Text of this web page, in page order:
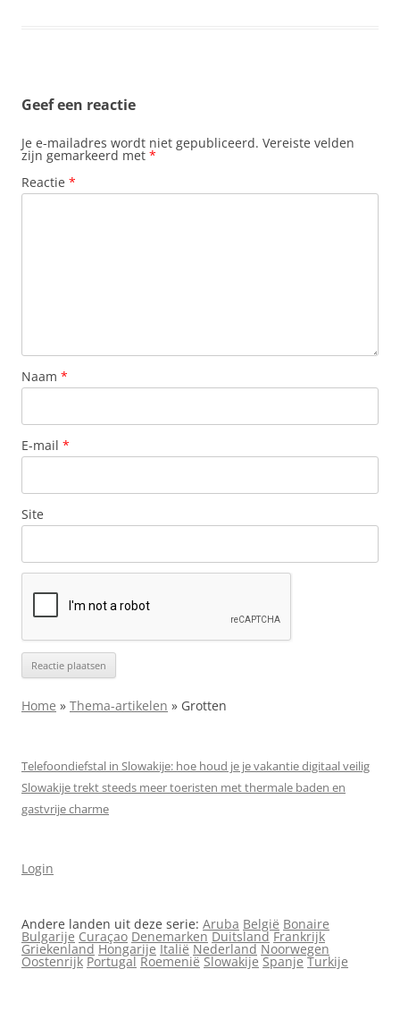
Geef een reactie
Je e-mailadres wordt niet gepubliceerd. Vereiste velden
zijn gemarkeerd met *
Reactie *
Naam *
E-mail *
Site
Home » Thema-artikelen » Grotten
Telefoondiefstal in Slowakije: hoe houd je je vakantie digitaal veilig
Slowakije trekt steeds meer toeristen met thermale baden en
gastvrije charme
Login
Andere landen uit deze serie: Aruba België Bonaire
Bulgarije Curaçao Denemarken Duitsland Frankrijk
Griekenland Hongarije Italië Nederland Noorwegen
Oostenrijk Portugal Roemenië Slowakije Spanje Turkije